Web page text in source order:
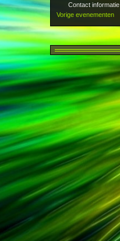
Contact informatie
Vorige evenementen